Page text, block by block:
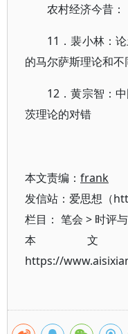
农村经济今昔：
11．裴小林：
的马尔萨斯理论和
12．黄宗智：
茨理论的对错
本文责编： frank
发信站：爱思想（
栏目： 笔会 > 时评
本
https://